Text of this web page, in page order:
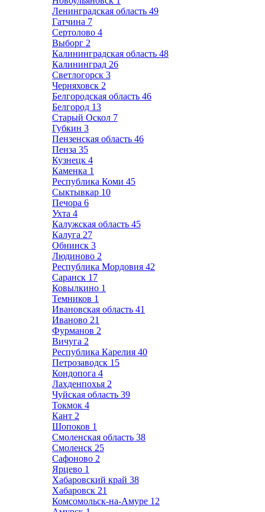
Ленинградская область 49
Гатчина 7
Сертолово 4
Выборг 2
Калининградская область 48
Калининград 26
Светлогорск 3
Черняховск 2
Белгородская область 46
Белгород 13
Старый Оскол 7
Губкин 3
Пензенская область 46
Пенза 35
Кузнецк 4
Каменка 1
Республика Коми 45
Сыктывкар 10
Печора 6
Ухта 4
Калужская область 45
Калуга 27
Обнинск 3
Людиново 2
Республика Мордовия 42
Саранск 17
Ковылкино 1
Темников 1
Ивановская область 41
Иваново 21
Фурманов 2
Вичуга 2
Республика Карелия 40
Петрозаводск 15
Кондопога 4
Лахденпохья 2
Чуйская область 39
Токмок 4
Кант 2
Шопоков 1
Смоленская область 38
Смоленск 25
Сафоново 2
Ярцево 1
Хабаровский край 38
Хабаровск 21
Комсомольск-на-Амуре 12